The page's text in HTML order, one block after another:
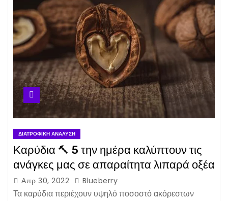
ΔΙΑΤΡΟΦΙΚΉ ΑΝΆΛΥΣΗ
Καρύδια 🔨 5 την ημέρα καλύπτουν τις
ανάγκες μας σε απαραίτητα λιπαρά οξέα
Απρ 30, 2022 Blueberry
Τα καρύδια περιέχουν υψηλό ποσοστό ακόρεστων